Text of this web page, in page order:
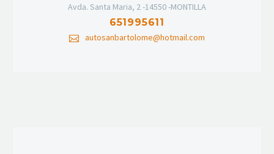
Avda. Santa Maria, 2 -14550 -MONTILLA
651995611
autosanbartolome@hotmail.com